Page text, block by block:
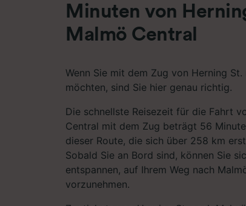
Minuten von
Malmö Central
Wenn Sie mit dem Zug von Herning
möchten, sind Sie hier genau richtig.
Die schnellste Reisezeit für die Fahrt
Central mit dem Zug beträgt 56
dieser Route, die sich über 258 km
Sobald Sie an Bord sind, können Sie
entspannen, auf Ihrem Weg nach
vorzunehmen.